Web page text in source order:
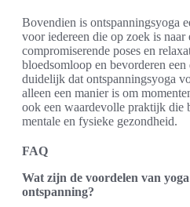
Bovendien is ontspanningsyoga
voor iedereen die op zoek is
compromiserende poses en
bloedsomloop en bevorderen
duidelijk dat ontspanningsyoga
alleen een manier is om
ook een waardevolle praktijk die
mentale en fysieke gezondheid.
FAQ
Wat zijn de voordelen van
ontspanning?